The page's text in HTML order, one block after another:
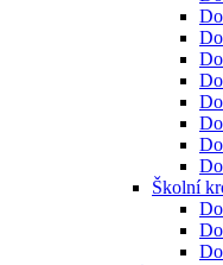
Školní